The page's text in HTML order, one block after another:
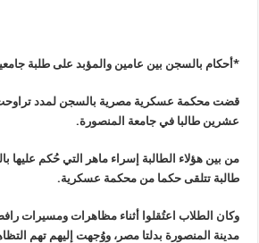
*أحكام بالسجن بين عامين والمؤبد على طلبة
قضت محكمة عسكرية مصرية بالسجن لمدد
عشرين طالبا في جامعة المنصورة.
من بين هؤلاء الطالبة إسراء ماهر التي حُكم عليها
طالبة تتلقى حكما من محكمة عسكرية.
وكان الطلاب اعتُقلوا أثناء مظاهرات ومسيرات
مدينة المنصورة بدلتا مصر، ووُجهت إليهم تهم